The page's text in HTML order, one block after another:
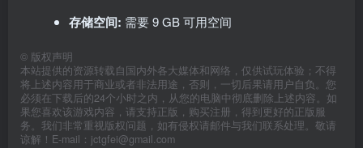
存储空间: 需要 9 GB 可用空间
© 版权声明
本站提供的资源转载自国内外各大媒体和网络，仅供试玩体验；不得
将上述内容用于商业或者非法用途，否则，一切后果请用户自负。您
必须在下载后的24个小时之内，从您的电脑中彻底删除上述内容。如
果您喜欢该游戏内容，请支持正版，购买注册，得到更好的正版服
务。我们非常重视版权问题，如有侵权请邮件与我们联系处理。敬请
谅解！E-mail：jctgfei@gmail.com